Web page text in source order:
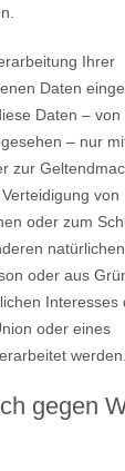
Ihrer
Daten
Daten – von
– nur
zur
von
oder zum
oder aus
Interesses
oder eines
werden.
gegen